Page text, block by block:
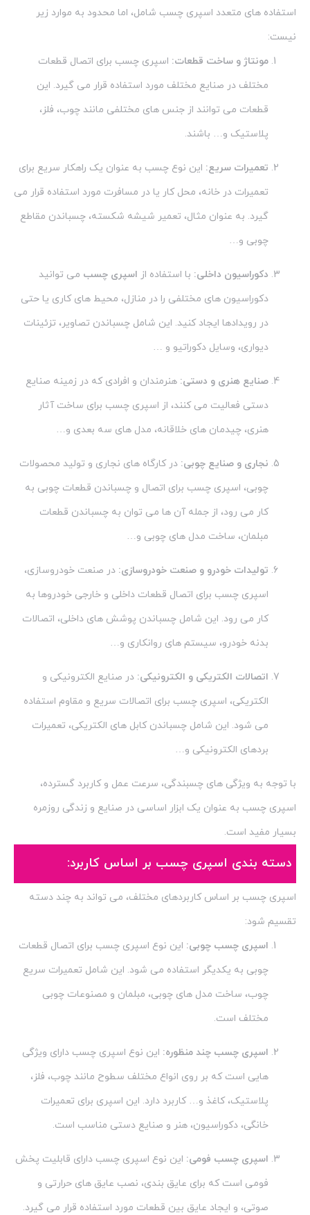
استفاده های متعدد اسپری چسب شامل، اما محدود به موارد زیر
نیست:
مونتاژ و ساخت قطعات: اسپری چسب برای اتصال قطعات
مختلف در صنایع مختلف مورد استفاده قرار می گیرد. این
قطعات می توانند از جنس های مختلفی مانند چوب، فلز،
پلاستیک و… باشند.
تعمیرات سریع: این نوع چسب به عنوان یک راهکار سریع برای
تعمیرات در خانه، محل کار یا در مسافرت مورد استفاده قرار می
گیرد. به عنوان مثال، تعمیر شیشه شکسته، چسباندن مقاطع
چوبی و…
دکوراسیون داخلی: با استفاده از اسپری چسب می توانید
دکوراسیون های مختلفی را در منازل، محیط های کاری یا حتی
در رویدادها ایجاد کنید. این شامل چسباندن تصاویر، تزئینات
دیواری، وسایل دکوراتیو و …
صنایع هنری و دستی: هنرمندان و افرادی که در زمینه صنایع
دستی فعالیت می کنند، از اسپری چسب برای ساخت آثار
هنری، چیدمان های خلاقانه، مدل های سه بعدی و…
نجاری و صنایع چوبی: در کارگاه های نجاری و تولید محصولات
چوبی، اسپری چسب برای اتصال و چسباندن قطعات چوبی به
کار می رود، از جمله آن ها می توان به چسباندن قطعات
مبلمان، ساخت مدل های چوبی و…
تولیدات خودرو و صنعت خودروسازی: در صنعت خودروسازی،
اسپری چسب برای اتصال قطعات داخلی و خارجی خودروها به
کار می رود. این شامل چسباندن پوشش های داخلی، اتصالات
بدنه خودرو، سیستم های روانکاری و…
اتصالات الکتریکی و الکترونیکی: در صنایع الکترونیکی و
الکتریکی، اسپری چسب برای اتصالات سریع و مقاوم استفاده
می شود. این شامل چسباندن کابل های الکتریکی، تعمیرات
برد‌های الکترونیکی و…
با توجه به ویژگی های چسبندگی، سرعت عمل و کاربرد گسترده،
اسپری چسب به عنوان یک ابزار اساسی در صنایع و زندگی روزمره
بسیار مفید است.
دسته بندی اسپری چسب بر اساس کاربرد:
اسپری چسب بر اساس کاربردهای مختلف، می تواند به چند دسته
تقسیم شود:
اسپری چسب چوبی: این نوع اسپری چسب برای اتصال قطعات
چوبی به یکدیگر استفاده می شود. این شامل تعمیرات سریع
چوب، ساخت مدل های چوبی، مبلمان و مصنوعات چوبی
مختلف است.
اسپری چسب چند منظوره: این نوع اسپری چسب دارای ویژگی
هایی است که بر روی انواع مختلف سطوح مانند چوب، فلز،
پلاستیک، کاغذ و… کاربرد دارد. این اسپری برای تعمیرات
خانگی، دکوراسیون، هنر و صنایع دستی مناسب است.
اسپری چسب فومی: این نوع اسپری چسب دارای قابلیت پخش
فومی است که برای عایق بندی، نصب عایق های حرارتی و
صوتی، و ایجاد عایق بین قطعات مورد استفاده قرار می گیرد.